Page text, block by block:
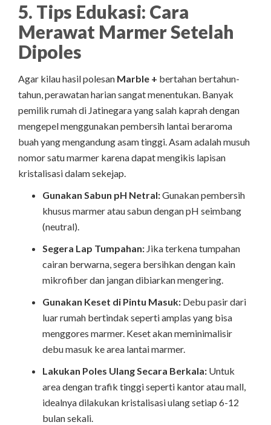
5. Tips Edukasi: Cara
Merawat Marmer Setelah
Dipoles
Agar kilau hasil polesan Marble + bertahan bertahun-
tahun, perawatan harian sangat menentukan. Banyak
pemilik rumah di Jatinegara yang salah kaprah dengan
mengepel menggunakan pembersih lantai beraroma
buah yang mengandung asam tinggi. Asam adalah musuh
nomor satu marmer karena dapat mengikis lapisan
kristalisasi dalam sekejap.
Gunakan Sabun pH Netral:Gunakan pembersih
khusus marmer atau sabun dengan pH seimbang
(neutral).
Segera Lap Tumpahan: Jika terkena tumpahan
cairan berwarna, segera bersihkan dengan kain
mikrofiber dan jangan dibiarkan mengering.
Gunakan Keset di Pintu Masuk: Debu pasir dari
luar rumah bertindak seperti amplas yang bisa
menggores marmer. Keset akan meminimalisir
debu masuk ke area lantai marmer.
Lakukan Poles Ulang Secara Berkala: Untuk
area dengan trafik tinggi seperti kantor atau mall,
idealnya dilakukan kristalisasi ulang setiap 6-12
bulan sekali.